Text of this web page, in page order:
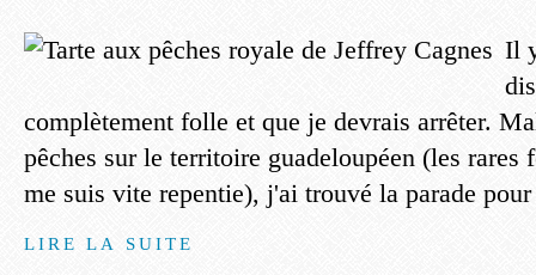
Il
complètement folle et que je devrais arrêter.
pêches sur le territoire guadeloupéen (les rares
me suis vite repentie), j'ai trouvé la parade
LIRE LA SUITE